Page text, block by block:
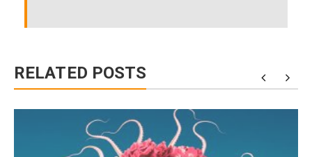
RELATED POSTS